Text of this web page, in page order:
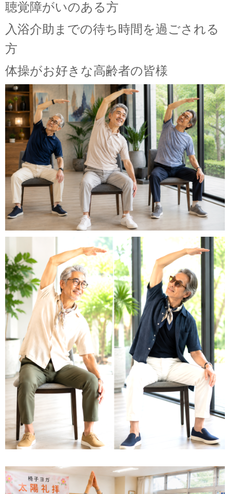
聴覚障がいのある方
入浴介助までの待ち時間を過ごされる
方
体操がお好きな高齢者の皆様